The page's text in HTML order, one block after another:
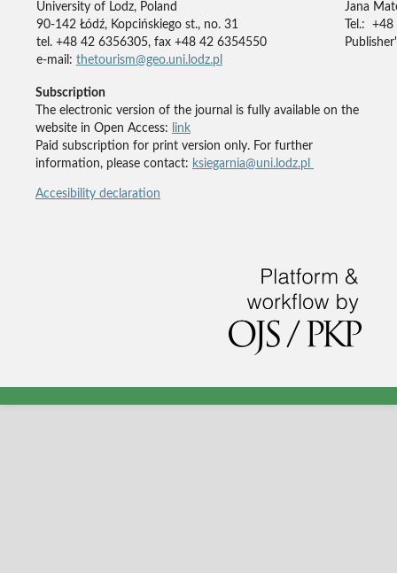
University of Lodz, Poland
90-142 Łódź, Kopcińskiego st., no. 31
tel. +48 42 6356305, fax +48 42 6354550
e-mail: thetourism@geo.uni.lodz.pl
Jana
Tel.:
Subscription
The electronic version of the journal is fully available on the
website in Open Access:
link
Paid subscription for print version only. For further
information, please contact: ksiegarnia@uni.lodz.pl
Accesibility declaration